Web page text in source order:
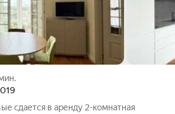
сдается в аренду 2-комнатная